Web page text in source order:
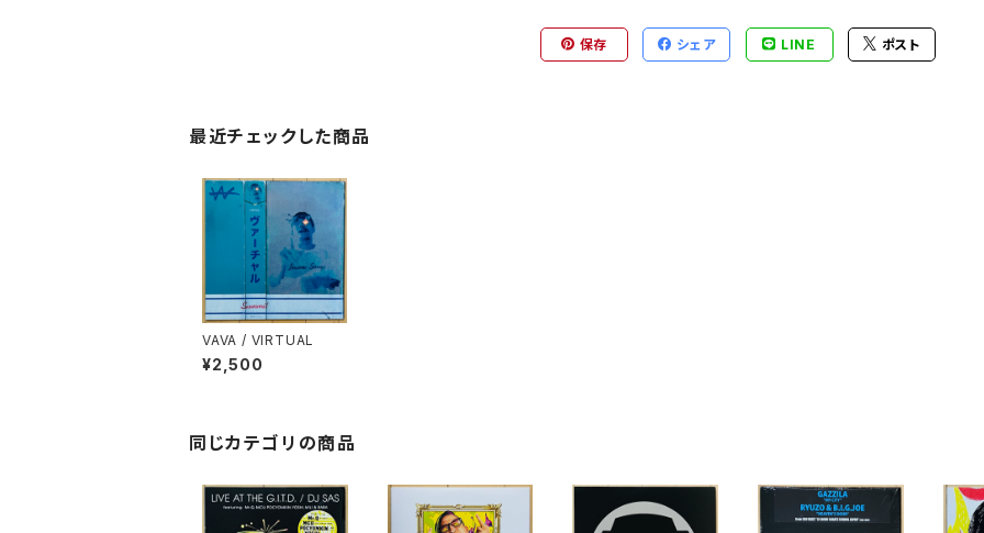
保存 シェア LINE ポスト
最近チェックした商品
VAVA / VIRTUAL
¥2,500
同じカテゴリの商品